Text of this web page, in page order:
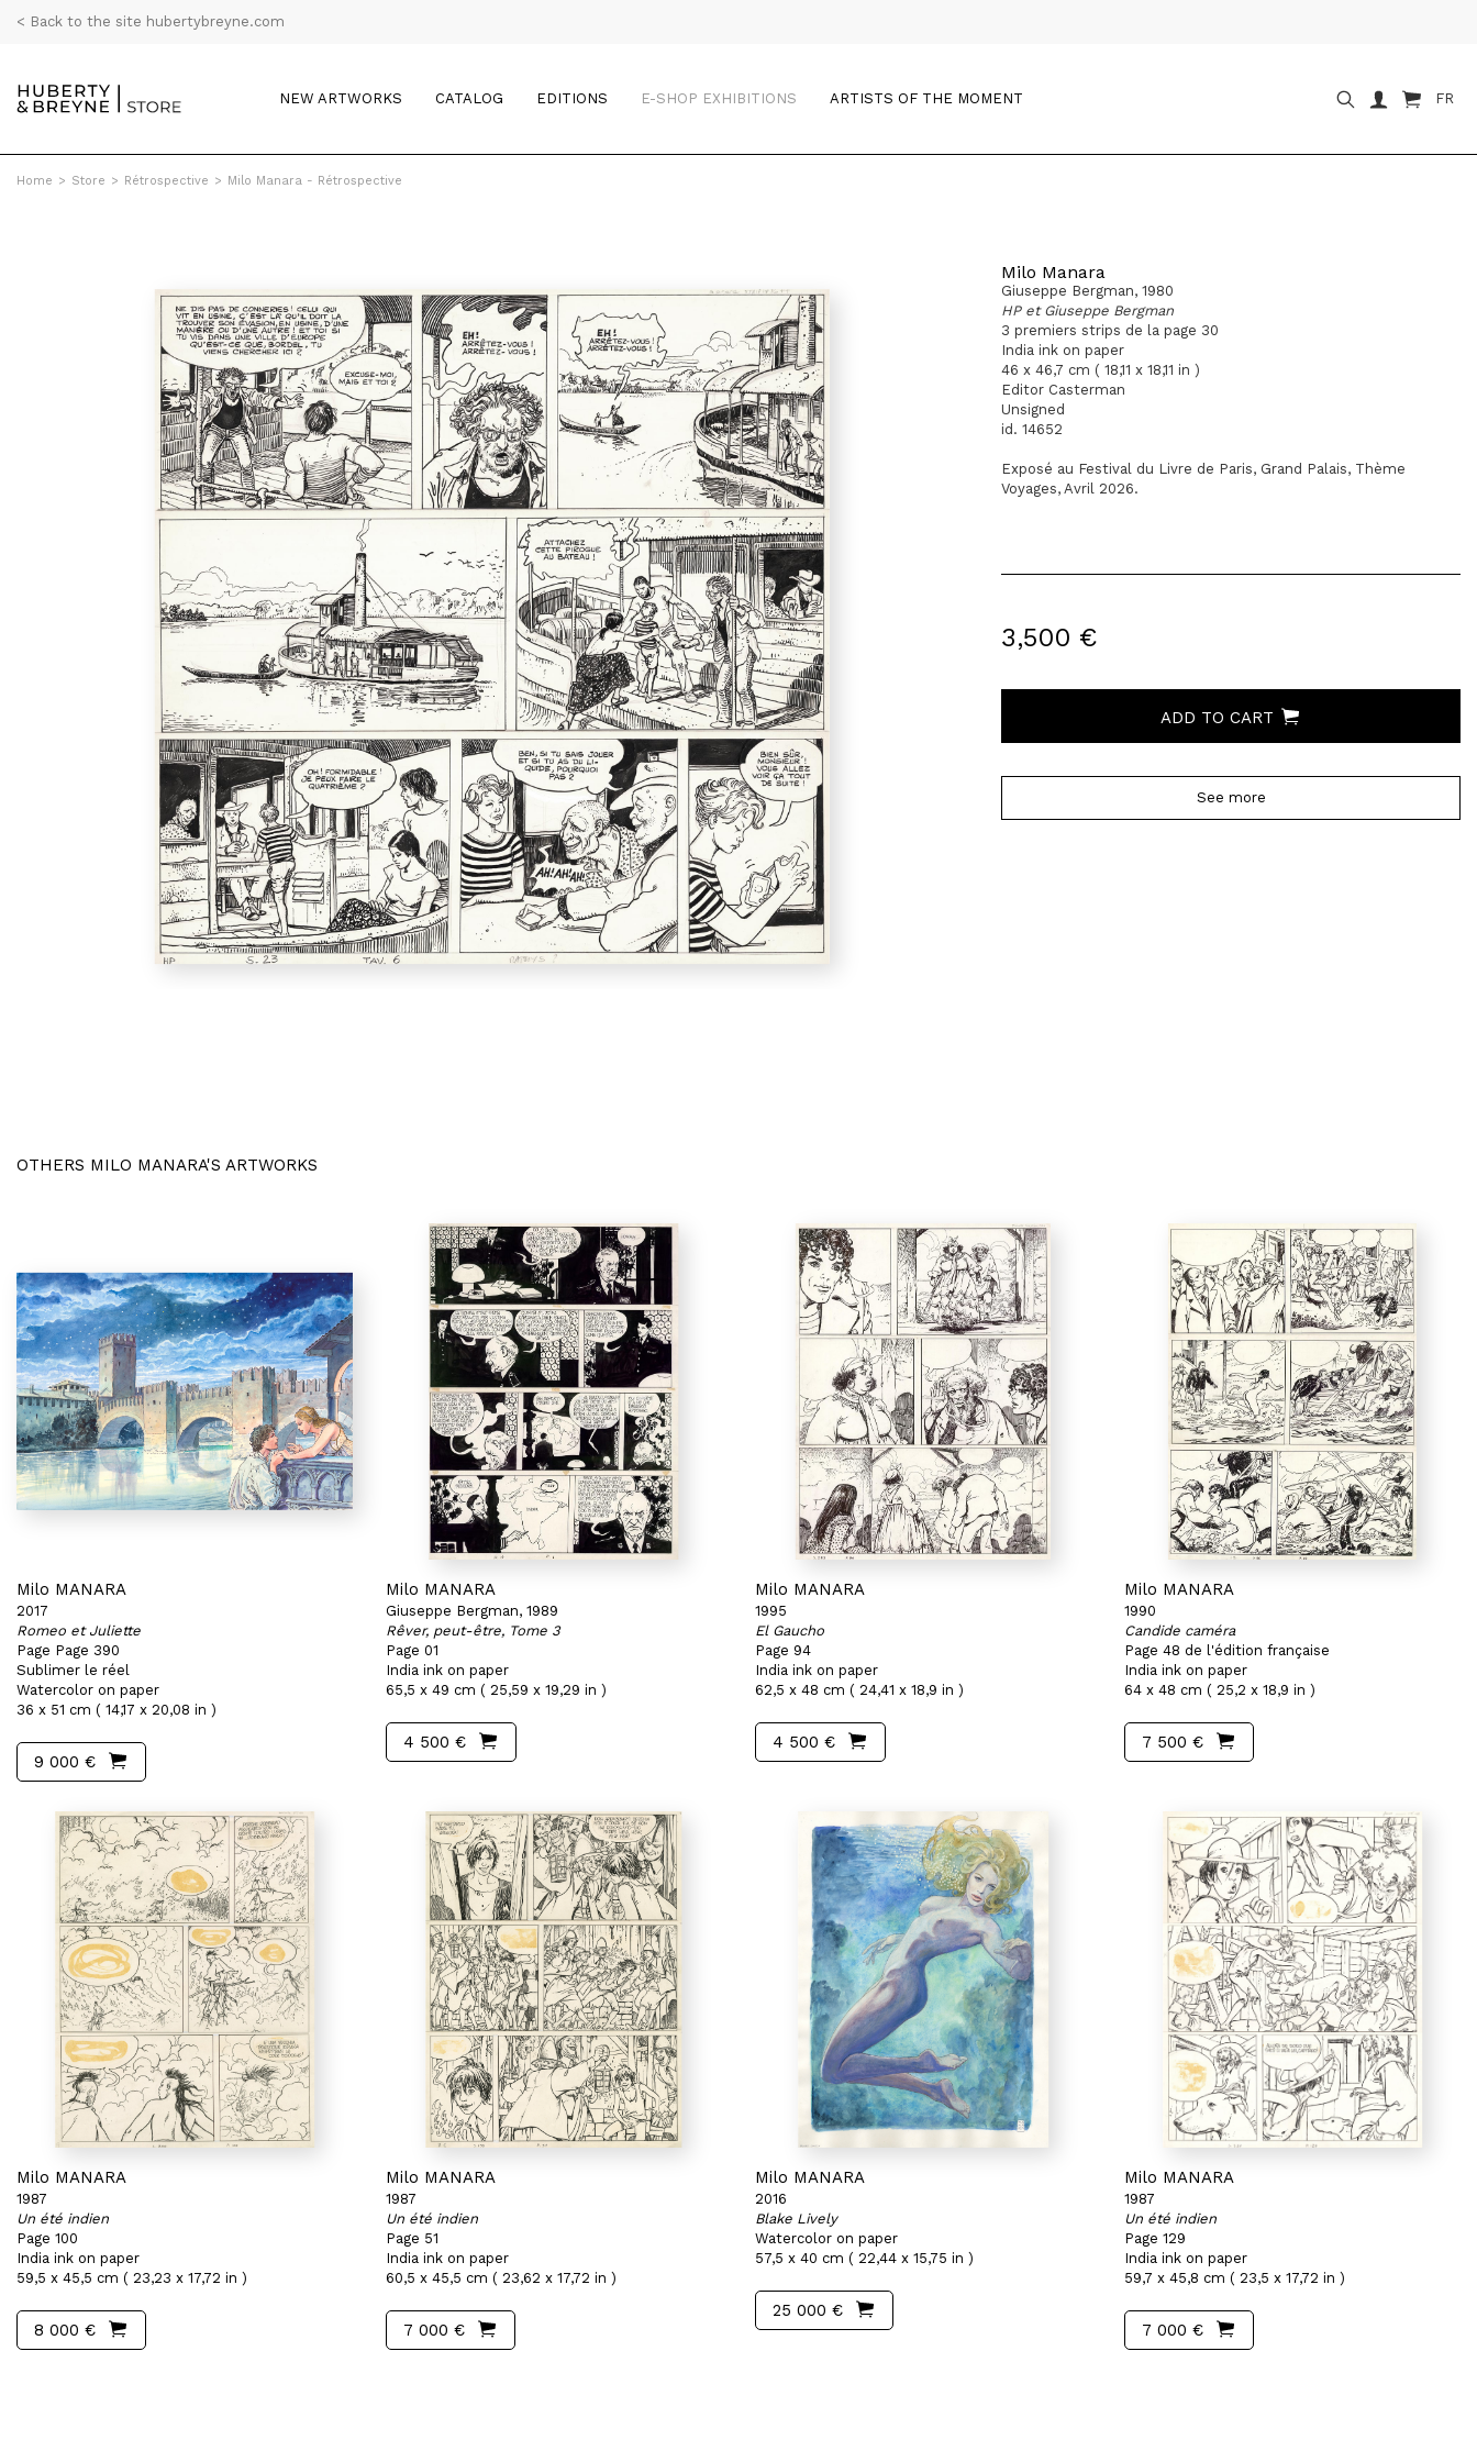
< Back to the site hubertybreyne.com
NEW ARTWORKS CATALOG EDITIONS E-SHOP EXHIBITIONS ARTISTS OF THE MOMENT FR
Home > Store > Rétrospective > Milo Manara - Rétrospective
Milo Manara
Giuseppe Bergman, 1980
HP et Giuseppe Bergman
3 premiers strips de la page 30
India ink on paper
46 x 46,7 cm ( 18,11 x 18,11 in )
Editor Casterman
Unsigned
id. 14652
Exposé au Festival du Livre de Paris, Grand Palais, Thème
Voyages, Avril 2026.
3,500 €
ADD TO CART
See more
OTHERS MILO MANARA'S ARTWORKS
Milo MANARA
2017
Romeo et Juliette
Page Page 390
Sublimer le réel
Watercolor on paper
36 x 51 cm ( 14,17 x 20,08 in )
9 000 €
Milo MANARA
Giuseppe Bergman, 1989
Rêver, peut-être, Tome 3
Page 01
India ink on paper
65,5 x 49 cm ( 25,59 x 19,29 in )
4 500 €
Milo MANARA
1995
El Gaucho
Page 94
India ink on paper
62,5 x 48 cm ( 24,41 x 18,9 in )
4 500 €
Milo MANARA
1990
Candide caméra
Page 48 de l'édition française
India ink on paper
64 x 48 cm ( 25,2 x 18,9 in )
7 500 €
Milo MANARA
1987
Un été indien
Page 100
India ink on paper
59,5 x 45,5 cm ( 23,23 x 17,72 in )
8 000 €
Milo MANARA
1987
Un été indien
Page 51
India ink on paper
60,5 x 45,5 cm ( 23,62 x 17,72 in )
7 000 €
Milo MANARA
2016
Blake Lively
Watercolor on paper
57,5 x 40 cm ( 22,44 x 15,75 in )
25 000 €
Milo MANARA
1987
Un été indien
Page 129
India ink on paper
59,7 x 45,8 cm ( 23,5 x 17,72 in )
7 000 €